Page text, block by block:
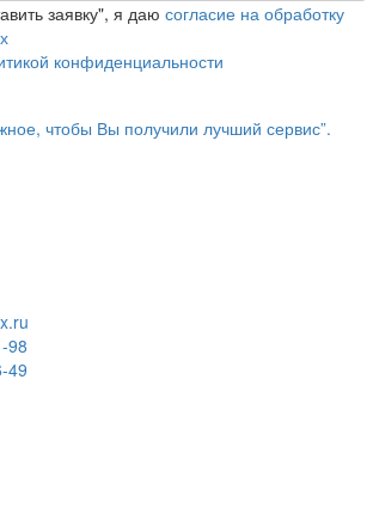
заявку", я даю согласие на обработку
конфиденциальности
чтобы Вы получили лучший сервис”.
98
49